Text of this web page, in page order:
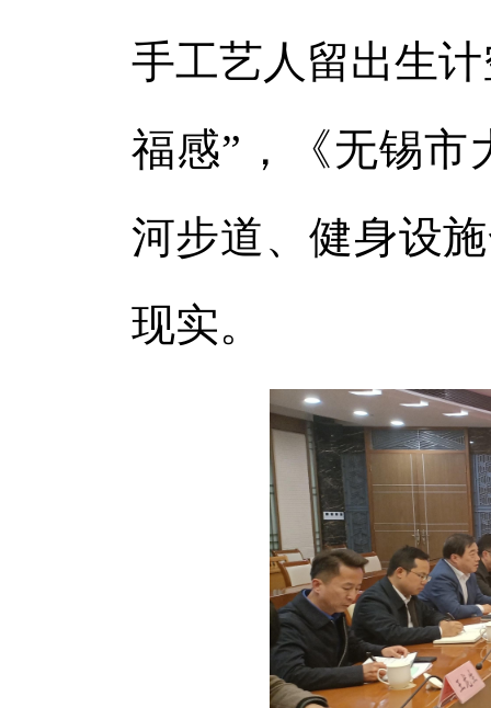
手工艺人留出生
福感”，《无锡市
河步道、健身设
现实。